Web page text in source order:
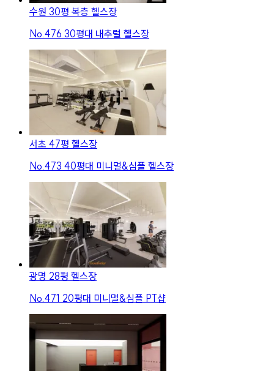
수원 30평 복층 헬스장
No. 476 30평대 내추럴 헬스장
서초 47평 헬스장
No. 473 40평대 미니멀&심플 헬스장
광명 28평 헬스장
No. 471 20평대 미니멀&심플 PT샵